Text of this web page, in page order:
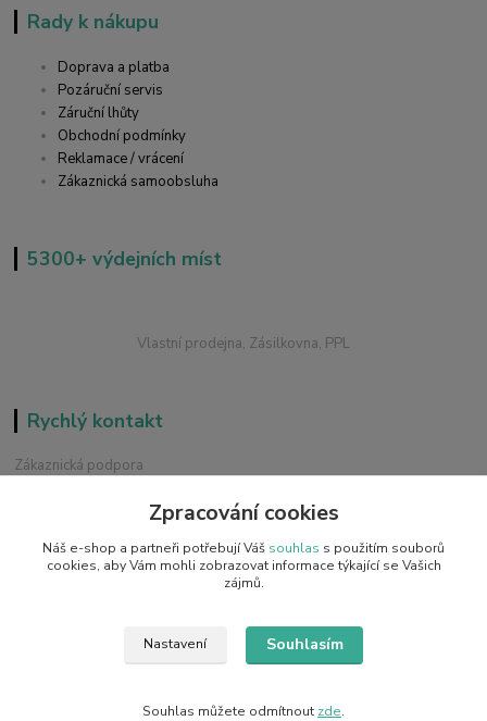
Rady k nákupu
Doprava a platba
Pozáruční servis
Záruční lhůty
Obchodní podmínky
Reklamace / vrácení
Zákaznická samoobsluha
5300+ výdejních míst
Vlastní prodejna, Zásilkovna, PPL
Rychlý kontakt
Zákaznická podpora
Chat / Online podpora - 24/7
info@emobilky.cz
Copyright © 2014 - 2026 eMOBILKY.cz, Adrimax s.r.o.
Zpracování cookies
Náš e-shop a partneři potřebují Váš souhlas s použitím souborů
cookies, aby Vám mohli zobrazovat informace týkající se Vašich
zájmů.
Nastavení Souhlasím
Souhlas můžete odmítnout zde.